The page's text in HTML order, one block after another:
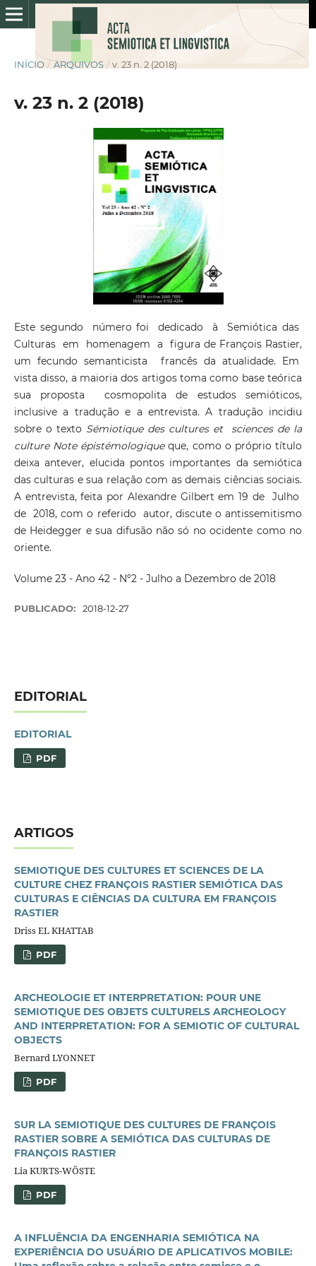
INÍCIO / ARQUIVOS / v. 23 n. 2 (2018)
v. 23 n. 2 (2018)
Este segundo número foi dedicado à Semiótica das
Culturas em homenagem a figura de François Rastier,
um fecundo semanticista francês da atualidade. Em
vista disso, a maioria dos artigos toma como base teórica
sua proposta cosmopolita de estudos semióticos,
inclusive a tradução e a entrevista. A tradução incidiu
sobre o texto Sémiotique des cultures et sciences de la
culture Note épistémologiqueque, como o próprio título
deixa antever, elucida pontos importantes da semiótica
das culturas e sua relação com as demais ciências sociais.
A entrevista, feita por Alexandre Gilbert em 19 de Julho
de 2018, com o referido autor, discute o antissemitismo
de Heidegger e sua difusão não só no ocidente como no
oriente.
Volume 23 - Ano 42 - Nº2 - Julho a Dezembro de 2018
PUBLICADO: 2018-12-27
EDITORIAL
EDITORIAL
PDF
ARTIGOS
SEMIOTIQUE DES CULTURES ET SCIENCES DE LA
CULTURE CHEZ FRANÇOIS RASTIER SEMIÓTICA DAS
CULTURAS E CIÊNCIAS DA CULTURA EM FRANÇOIS
RASTIER
Driss EL KHATTAB
PDF
ARCHEOLOGIE ET INTERPRETATION: POUR UNE
SEMIOTIQUE DES OBJETS CULTURELS ARCHEOLOGY
AND INTERPRETATION: FOR A SEMIOTIC OF CULTURAL
OBJECTS
Bernard LYONNET
PDF
SUR LA SEMIOTIQUE DES CULTURES DE FRANÇOIS
RASTIER SOBRE A SEMIÓTICA DAS CULTURAS DE
FRANÇOIS RASTIER
Lia KURTS-WÖSTE
PDF
A INFLUÊNCIA DA ENGENHARIA SEMIÓTICA NA
EXPERIÊNCIA DO USUÁRIO DE APLICATIVOS MOBILE: